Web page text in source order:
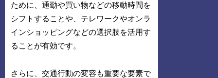
ために、通勤や買い物などの移動時間を
シフトすることや、テレワークやオンラ
インショッピングなどの選択肢を活用す
ることが有効です。
さらに、交通行動の変容も重要な要素で